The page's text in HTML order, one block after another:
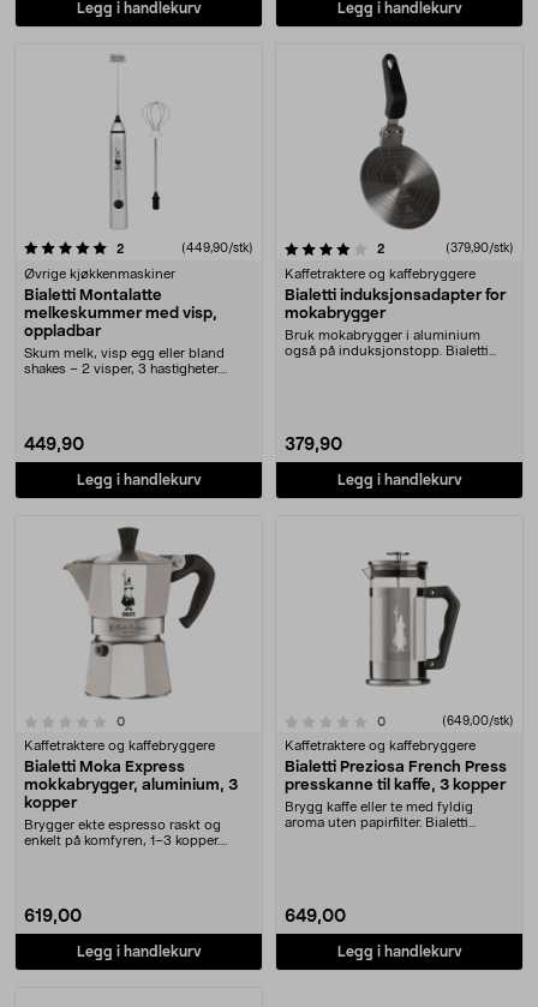
Legg i handlekurv Legg i handlekurv
2anmeldelser(449,90/stk)
Øvrige kjøkkenmaskiner
Bialetti Montalatte
melkeskummer med visp,
oppladbar
Skum melk, visp egg eller bland
shakes – 2 visper, 3 hastigheter.
449,90
Legg i handlekurv
4.0 av 5 stjerner 2anmeldelser(379,90/stk)
Kaffetraktere og kaffebryggere
Bialetti induksjonsadapter for
mokabrygger
Bruk mokabrygger i aluminium
også på induksjonstopp. Bialetti
379,90
Legg i handlekurv
0anmeldelser
Kaffetraktere og kaffebryggere
Bialetti Moka Express
mokkabrygger, aluminium, 3
kopper
Brygger ekte espresso raskt og
enkelt på komfyren, 1–3 kopper.
619,00
Legg i handlekurv
0.0 av 5 stjerner 0anmeldelser(649,00/stk)
Kaffetraktere og kaffebryggere
Bialetti Preziosa French Press
presskanne til kaffe, 3 kopper
Brygg kaffe eller te med fyldig
aroma uten papirfilter. Bialetti
649,00
Legg i handlekurv